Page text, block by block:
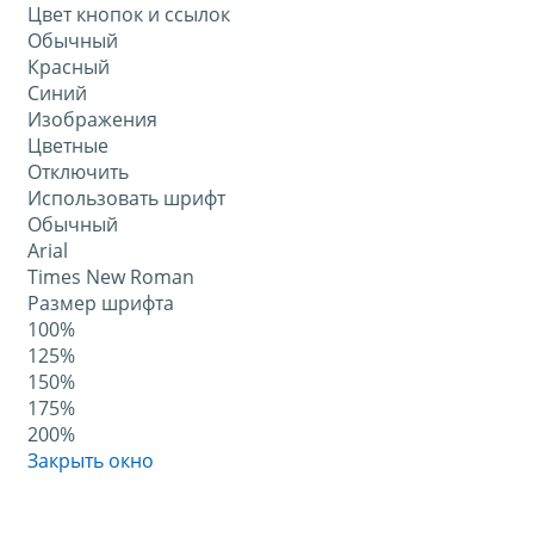
Цвет кнопок и ссылок
Обычный
Красный
Синий
Изображения
Цветные
Отключить
Использовать шрифт
Обычный
Arial
Times New Roman
Размер шрифта
100%
125%
150%
175%
200%
Закрыть окно